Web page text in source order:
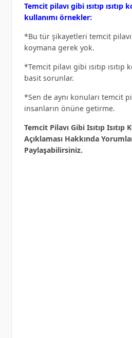
Temcit pilavı gibi ısıtıp
kullanımı örnekler:
*Bu tür şikayetleri temcit pilavı
koymana gerek yok.
*Temcit pilavı gibi ısıtıp
basit sorunlar.
*Sen de aynı konuları temcit
insanların önüne getirme.
Temcit Pilavı Gibi Isıtıp Isıtıp
Açıklaması Hakkında
Paylaşabilirsiniz.